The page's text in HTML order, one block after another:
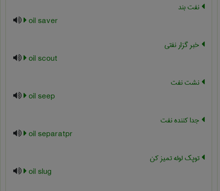
نفت بند
oil saver
خبر گزار نفتی
oil scout
نشت نفت
oil seep
جدا کننده نفت
oil separatpr
توپک لوله تمیز کن
oil slug